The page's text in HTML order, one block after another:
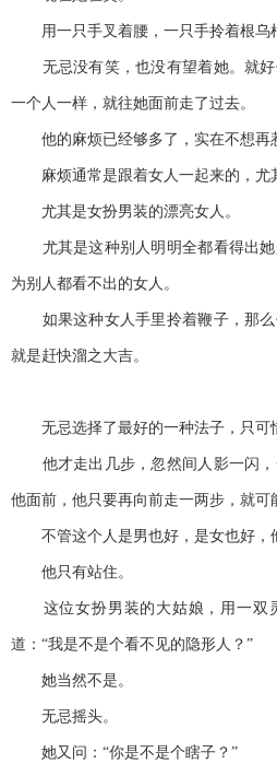
用一只手叉着腰，一只手拎着根乌
无忌没有笑，也没有望着她。就好
一个人一样，就往她面前走了过去。
他的麻烦已经够多了，实在不想再
麻烦通常是跟着女人一起来的，尤
尤其是女扮男装的漂亮女人。
尤其是这种别人明明全都看得出她
为别人都看不出的女人。
如果这种女人手里拎着鞭子，那么
就是赶快溜之大吉。
无忌选择了最好的一种法子，只可
他才走出几步，忽然间人影一闪，
他面前，他只要再向前走一两步，就可
不管这个人是男也好，是女也好，
他只有站住。
这位女扮男装的大姑娘，用一双
道：“我是不是个看不见的隐形人？”
她当然不是。
无忌摇头。
她又问：“你是不是个瞎子？”